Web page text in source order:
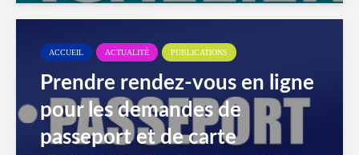
ACCUEIL ACTUALITÉ PUBLICATIONS
Prendre rendez-vous en ligne
pour les demandes de
passeport et de carte